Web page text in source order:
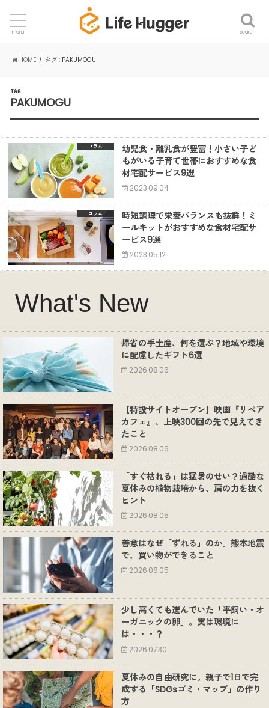
search
menu
HOME タグ : PAKUMOGU
TAG
PAKUMOGU
コラム
幼児食・離乳食が豊富！小さい子ど
もがいる子育て世帯におすすめな食
材宅配サービス9選
2023.09.04
コラム
時短調理で栄養バランスも抜群！ミ
ールキットがおすすめな食材宅配サ
ービス9選
2023.05.12
What's New
帰省の手土産、何を選ぶ？地域や環境
に配慮したギフト6選
2026.08.06
【特設サイトオープン】映画『リペア
カフェ』、上映300回の先で見えてき
たこと
2026.08.06
「すぐ枯れる」は猛暑のせい？過酷な
夏休みの植物栽培から、肩の力を抜く
ヒント
2026.08.05
善意はなぜ「ずれる」のか。熊本地震
で、買い物ができること
2026.08.05
少し高くても選んでいた「平飼い・オ
ーガニックの卵」。実は環境に
は・・・？
2026.07.30
夏休みの自由研究に。親子で1日で完
成する「SDGsゴミ・マップ」の作り
方